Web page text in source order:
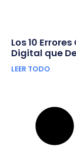
Los 10
Digital que
LEER TODO